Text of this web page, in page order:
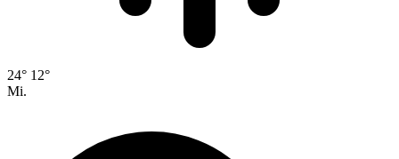
24° 12°
Mi.